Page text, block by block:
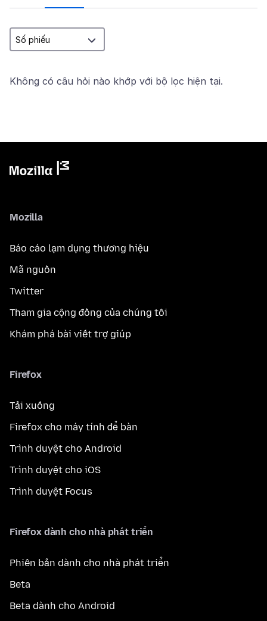
Không có câu hỏi nào khớp với bộ lọc hiện tại.
Mozilla
Báo cáo lạm dụng thương hiệu
Mã nguồn
Twitter
Tham gia cộng đồng của chúng tôi
Khám phá bài viết trợ giúp
Firefox
Tải xuống
Firefox cho máy tính để bàn
Trình duyệt cho Android
Trình duyệt cho iOS
Trình duyệt Focus
Firefox dành cho nhà phát triển
Phiên bản dành cho nhà phát triển
Beta
Beta dành cho Android